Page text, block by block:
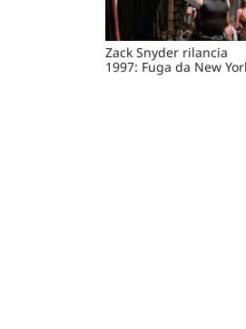
Zack Snyder rilancia
1997: Fuga da New